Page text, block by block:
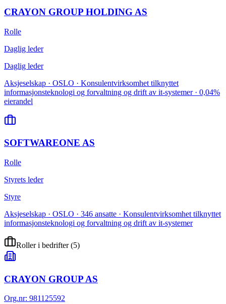
CRAYON GROUP HOLDING AS
Rolle
Daglig leder
Daglig leder
Aksjeselskap · OSLO · Konsulentvirksomhet tilknyttet
informasjonsteknologi og forvaltning og drift av it-systemer · 0,04%
eierandel
SOFTWAREONE AS
Rolle
Styrets leder
Styre
Aksjeselskap · OSLO · 346 ansatte · Konsulentvirksomhet tilknyttet
informasjonsteknologi og forvaltning og drift av it-systemer
Roller i bedrifter(5)
CRAYON GROUP AS
Org.nr: 981125592